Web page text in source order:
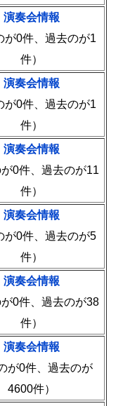
演奏会情報
が0件、過去のが1
件）
演奏会情報
が0件、過去のが1
件）
演奏会情報
0件、過去のが11
件）
演奏会情報
が0件、過去のが5
件）
演奏会情報
0件、過去のが38
件）
演奏会情報
が0件、過去のが
4600件）